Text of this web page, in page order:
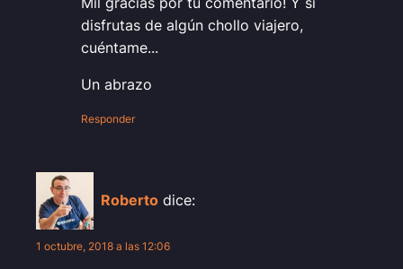
disfrutas de algún chollo viajero,
cuéntame...
Un abrazo
Responder
Roberto dice:
1 octubre, 2018 a las 12:06